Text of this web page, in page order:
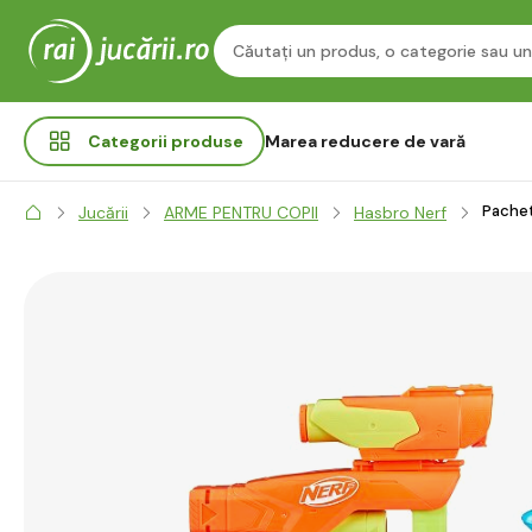
Categorii produse Marea reducere de vară
Jucării ARME PENTRU COPII Hasbro Nerf